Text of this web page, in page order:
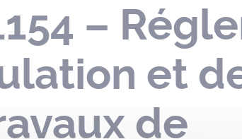
–
et
de